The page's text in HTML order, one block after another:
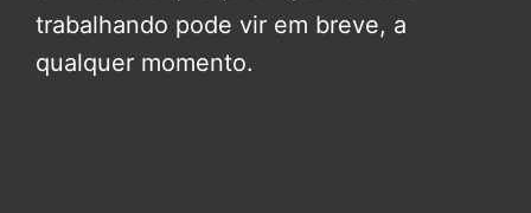
trabalhando pode vir em breve, a
qualquer momento.